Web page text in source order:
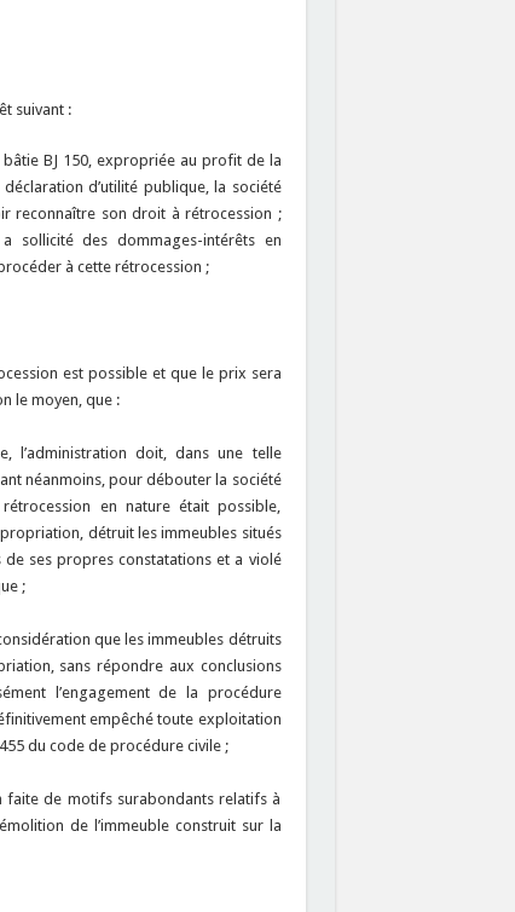
suivant :
bâtie BJ 150, expropriée au profit de la
d’utilité publique, la société
reconnaître son droit à rétrocession ;
sollicité des dommages-intérêts en
à cette rétrocession ;
est possible et que le prix sera
le moyen, que :
l’administration doit, dans une telle
néanmoins, pour débouter la société
en nature était possible,
détruit les immeubles situés
de ses propres constatations et a violé
;
que les immeubles détruits
sans répondre aux conclusions
l’engagement de la procédure
empêché toute exploitation
du code de procédure civile ;
faite de motifs surabondants relatifs à
de l’immeuble construit sur la